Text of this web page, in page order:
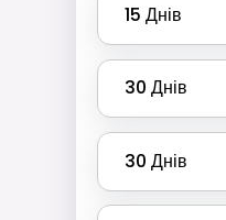
15 Днів
30 Днів
30 Днів